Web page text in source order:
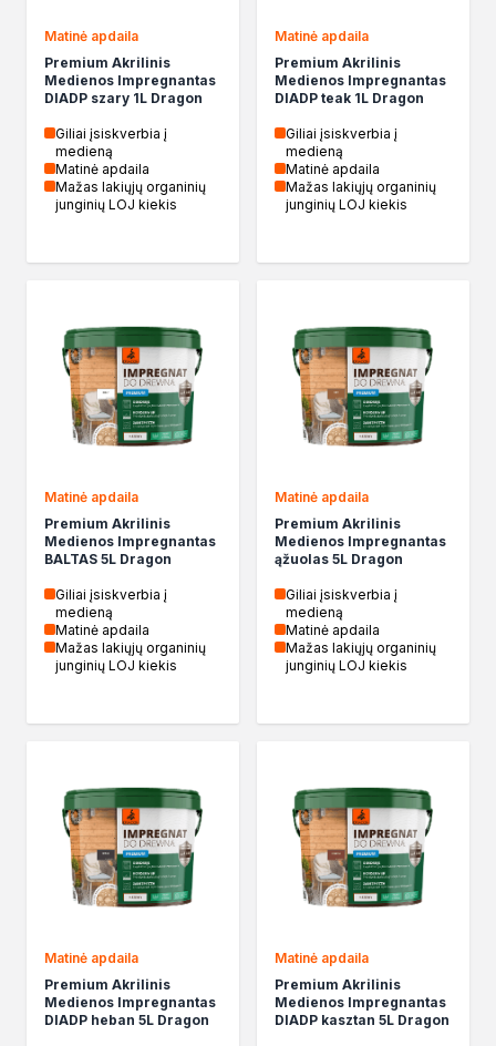
Akcja Zima
Poznaj Dragona
O firmie Dragon Poland
Aktualności
Społeczna odpowiedzialność
Praca
Naujienos
Susisiekite
Matinė apdaila
Premium Akrilinis
Medienos Impregnantas
DIADP szary 1L Dragon
Giliai įsiskverbia į
medieną
Matinė apdaila
Mažas lakiųjų organinių
junginių LOJ kiekis
Matinė apdaila
Premium Akrilinis
Medienos Impregnantas
DIADP teak 1L Dragon
Giliai įsiskverbia į
medieną
Matinė apdaila
Mažas lakiųjų organinių
junginių LOJ kiekis
Matinė apdaila
Premium Akrilinis
Medienos Impregnantas
BALTAS 5L Dragon
Giliai įsiskverbia į
medieną
Matinė apdaila
Mažas lakiųjų organinių
junginių LOJ kiekis
Matinė apdaila
Premium Akrilinis
Medienos Impregnantas
ąžuolas 5L Dragon
Giliai įsiskverbia į
medieną
Matinė apdaila
Mažas lakiųjų organinių
junginių LOJ kiekis
Matinė apdaila
Premium Akrilinis
Medienos Impregnantas
DIADP heban 5L Dragon
Matinė apdaila
Premium Akrilinis
Medienos Impregnantas
DIADP kasztan 5L Dragon